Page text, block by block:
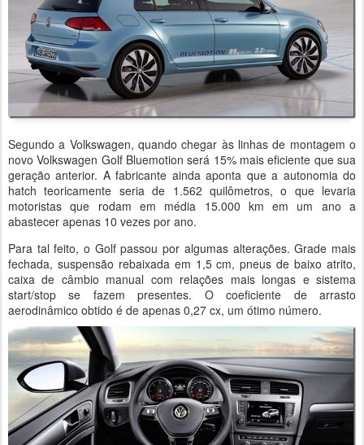
Segundo a Volkswagen, quando chegar às linhas de montagem o
novo Volkswagen Golf Bluemotion será 15% mais eficiente que sua
geração anterior. A fabricante ainda aponta que a autonomia do
hatch teoricamente seria de 1.562 quilômetros, o que levaria
motoristas que rodam em média 15.000 km em um ano a
abastecer apenas 10 vezes por ano.
Para tal feito, o Golf passou por algumas alterações. Grade mais
fechada, suspensão rebaixada em 1,5 cm, pneus de baixo atrito,
caixa de câmbio manual com relações mais longas e sistema
start/stop se fazem presentes. O coeficiente de arrasto
aerodinâmico obtido é de apenas 0,27 cx, um ótimo número.